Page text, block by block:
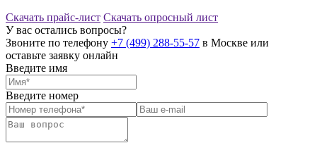
Скачать прайс-лист Скачать опросный лист
У вас остались вопросы?
Звоните по телефону +7 (499) 288-55-57 в Москве или
оставьте заявку онлайн
Введите имя
Введите номер